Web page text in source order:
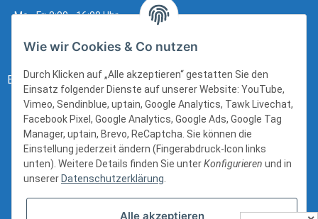
Mo - Fr: 8:00 - 16:00 Uhr
Bezahlung:
Wie wir Cookies & Co nutzen
Durch Klicken auf „Alle akzeptieren“ gestatten Sie den
Einsatz folgender Dienste auf unserer Website: YouTube,
Vimeo, Sendinblue, uptain, Google Analytics, Tawk Livechat,
Facebook Pixel, Google Analytics, Google Ads, Google Tag
Manager, uptain, Brevo, ReCaptcha. Sie können die
Einstellung jederzeit ändern (Fingerabdruck-Icon links
unten). Weitere Details finden Sie unterKonfigurieren und in
unserer Datenschutzerklärung.
Alle akzeptieren